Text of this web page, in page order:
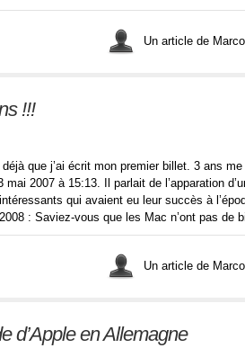
Un article de
!!!
que j’ai écrit mon premier billet. 3 ans
mai 2007 à 15:13. Il parlait de l’apparation
qui avaient eu leur succès à
: Saviez-vous que les Mac n’ont pas de
Un article de
d’Apple en Allemagne